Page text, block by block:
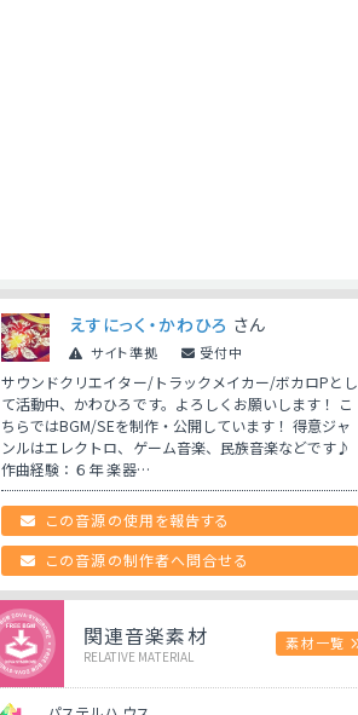
えすにっく・かわひろ さん
サイト準拠 受付中
サウンドクリエイター/トラックメイカー/ボカロPとし
て活動中、かわひろです。よろしくお願いします！ こ
ちらではBGM/SEを制作・公開しています！ 得意ジャ
ンルはエレクトロ、ゲーム音楽、民族音楽などです♪
作曲経験：６年 楽器…
この音源の使用を報告する
この音源の制作者へ問合せる
関連音楽素材
RELATIVE MATERIAL
素材一覧